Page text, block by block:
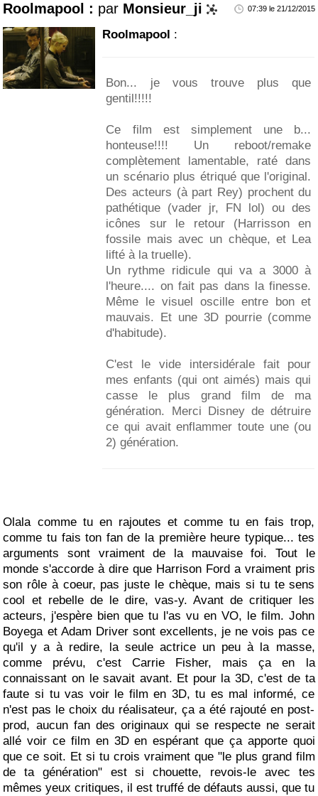
Roolmapool : par Monsieur_ji 07:39 le 21/12/2015
Roolmapool :
Bon... je vous trouve plus que
gentil!!!!!
Ce film est simplement une b...
honteuse!!!! Un reboot/remake
complètement lamentable, raté dans
un scénario plus étriqué que l'original.
Des acteurs (à part Rey) prochent du
pathétique (vader jr, FN lol) ou des
icônes sur le retour (Harrisson en
fossile mais avec un chèque, et Lea
lifté à la truelle).
Un rythme ridicule qui va a 3000 à
l'heure.... on fait pas dans la finesse.
Même le visuel oscille entre bon et
mauvais. Et une 3D pourrie (comme
d'habitude).
C'est le vide intersidérale fait pour
mes enfants (qui ont aimés) mais qui
casse le plus grand film de ma
génération. Merci Disney de détruire
ce qui avait enflammer toute une (ou
2) génération.
Olala comme tu en rajoutes et comme tu en fais trop,
comme tu fais ton fan de la première heure typique... tes
arguments sont vraiment de la mauvaise foi. Tout le
monde s'accorde à dire que Harrison Ford a vraiment pris
son rôle à coeur, pas juste le chèque, mais si tu te sens
cool et rebelle de le dire, vas-y. Avant de critiquer les
acteurs, j'espère bien que tu l'as vu en VO, le film. John
Boyega et Adam Driver sont excellents, je ne vois pas ce
qu'il y a à redire, la seule actrice un peu à la masse,
comme prévu, c'est Carrie Fisher, mais ça en la
connaissant on le savait avant. Et pour la 3D, c'est de ta
faute si tu vas voir le film en 3D, tu es mal informé, ce
n'est pas le choix du réalisateur, ça a été rajouté en post-
prod, aucun fan des originaux qui se respecte ne serait
allé voir ce film en 3D en espérant que ça apporte quoi
que ce soit. Et si tu crois vraiment que "le plus grand film
de ta génération" est si chouette, revois-le avec tes
mêmes yeux critiques, il est truffé de défauts aussi, que tu